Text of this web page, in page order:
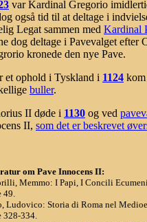
var Kardinal Gregorio
også tid til at deltage i
Legat sammen med Kardinal
dog deltage i Pavevalget efter
kronede den nye Pave.
et ophold i Tyskland i 1124
buller.
II døde i 1130 og ved
II, som det er beskrevet
om Pave Innocens II:
Memmo: I Papi, I Concili
49.
Ludovico: Storia di Roma nel
328-334.